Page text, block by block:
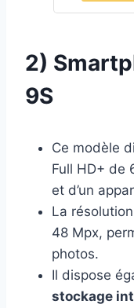
2)
9S
Ce modèle
Full HD+ de
et d’un
La
48 Mpx,
photos.
Il dispose
stockage